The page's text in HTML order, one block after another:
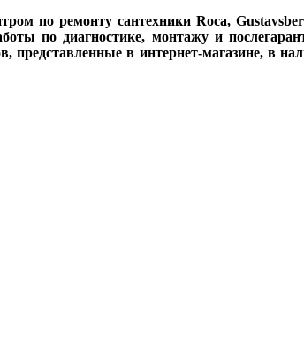
по ремонту сантехники Roca,
по диагностике, монтажу и
представленные в интернет-магазине, в